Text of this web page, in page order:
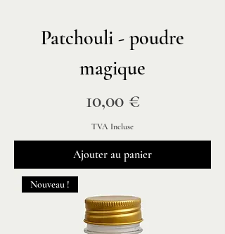
Patchouli - poudre
magique
Prix
10,00 €
TVA Incluse
Ajouter au panier
Nouveau !